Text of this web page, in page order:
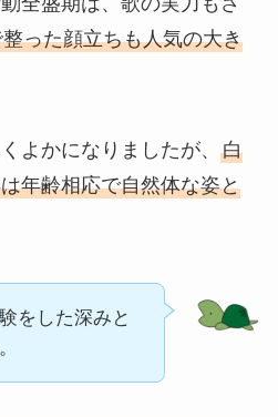
った顔立ちも人気の大き
よかになりましたが、 白
年齢相応で自然体な姿と
をした深みと